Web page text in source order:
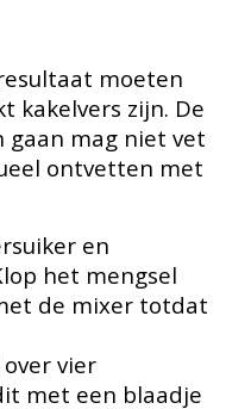
moeten
kakelvers zijn. De
gaan mag niet vet
ontvetten met
en
het mengsel
de mixer totdat
vier
met een blaadje